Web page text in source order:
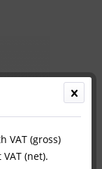
VAT (gross)
(net).